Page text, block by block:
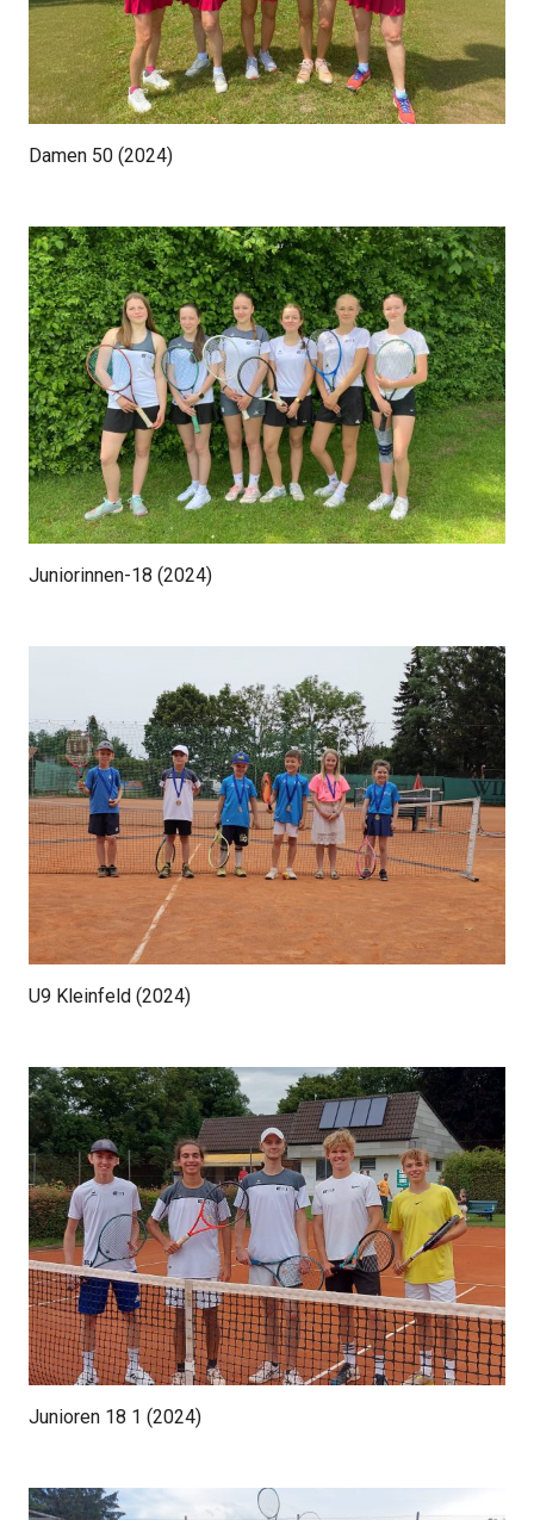
Damen 50 (2024)
Juniorinnen-18 (2024)
U9 Kleinfeld (2024)
Junioren 18 1 (2024)